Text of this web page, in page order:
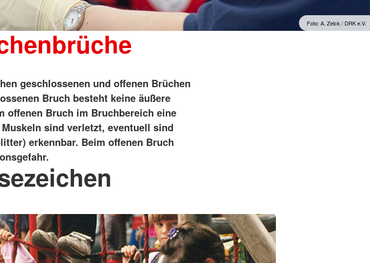
Foto: A. Zelck / DRK e.V.
geschlossenen und offenen Brüchen
Bruch besteht keine äußere
offenen Bruch im Bruchbereich eine
sind verletzt, eventuell sind
erkennbar. Beim offenen Bruch